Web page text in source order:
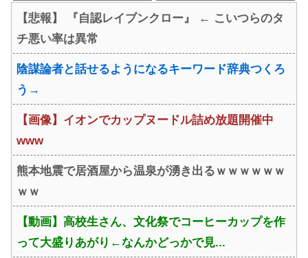
いwwwwwwww」5万いいね
【悲報】 『自認レイブンクロー』 ← こいつらのタ
チ悪い率は異常
陰謀論者と話せるようになるキーワード辞典つくろ
う→
【画像】イオンでカップヌードル詰め放題開催中
www
熊本地震で居酒屋から温泉が湧き出るｗｗｗｗｗｗ
ｗｗ
【動画】高校生さん、文化祭でコーヒーカップを作
って大盛りあがり←なんかどっかで見...